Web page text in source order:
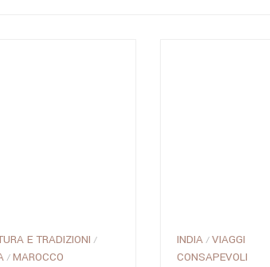
E TRADIZIONI /
/MAROCCO
INDIA/VIAGGI
CONSAPEVOLI